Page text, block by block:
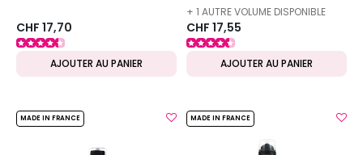
CHF 17,70
AJOUTER AU PANIER
+ 1 AUTRE VOLUME DISPONIBLE
CHF 17,55
AJOUTER AU PANIER
MADE IN FRANCE MADE IN FRANCE